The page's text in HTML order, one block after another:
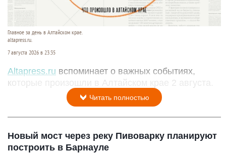
Главное за день в Алтайском крае.
altapress.ru.
7 августа 2026 в 23:35
Altapress.ru вспоминает о важных событиях,
которые произошли в Алтайском крае 2 августа.
Читать полностью
Новый мост через реку Пивоварку планируют
построить в Барнауле